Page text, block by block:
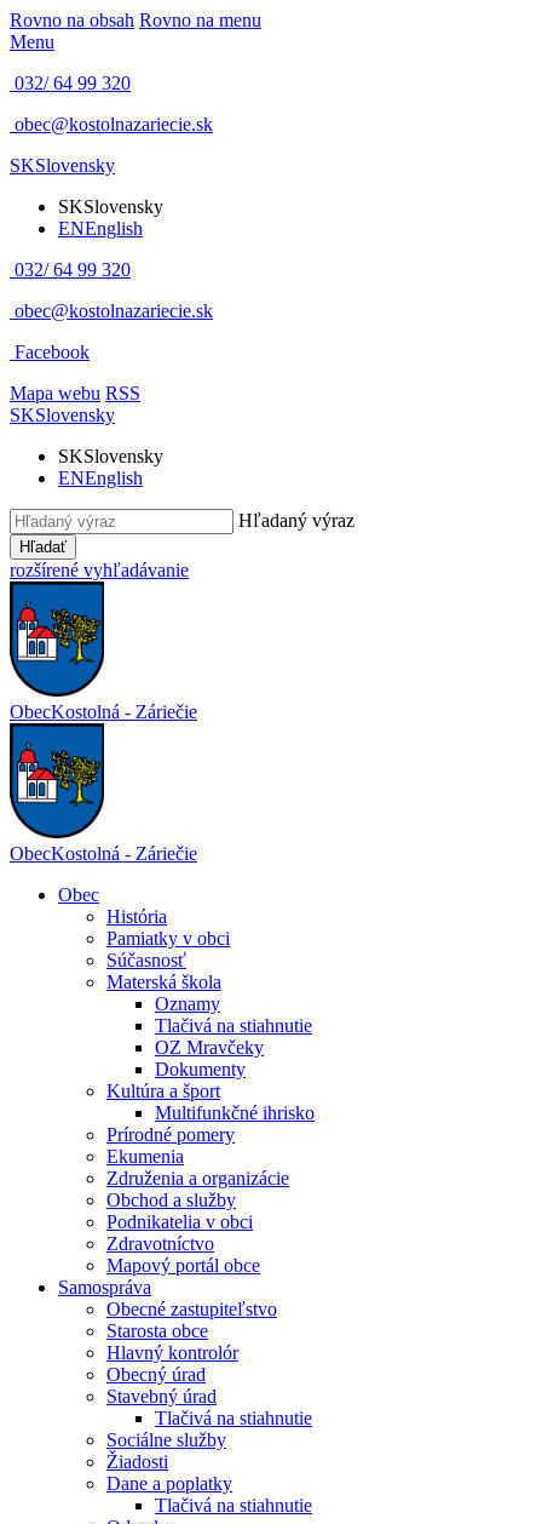
Rovno na obsah Rovno na menu
Menu
032/ 64 99 320
obec@kostolnazariecie.sk
SKSlovensky
SKSlovensky
ENEnglish
032/ 64 99 320
obec@kostolnazariecie.sk
Facebook
Mapa webu RSS
SKSlovensky
SKSlovensky
ENEnglish
Hľadaný výraz
Hľadať
rozšírené vyhľadávanie
ObecKostolná - Záriečie
ObecKostolná - Záriečie
Obec
História
Pamiatky v obci
Súčasnosť
Materská škola
Oznamy
Tlačivá na stiahnutie
OZ Mravčeky
Dokumenty
Kultúra a šport
Multifunkčné ihrisko
Prírodné pomery
Ekumenia
Združenia a organizácie
Obchod a služby
Podnikatelia v obci
Zdravotníctvo
Mapový portál obce
Samospráva
Obecné zastupiteľstvo
Starosta obce
Hlavný kontrolór
Obecný úrad
Stavebný úrad
Tlačivá na stiahnutie
Sociálne služby
Žiadosti
Dane a poplatky
Tlačivá na stiahnutie